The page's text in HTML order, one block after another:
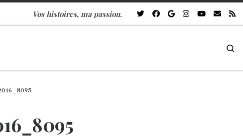
Vos histoires, ma passion.